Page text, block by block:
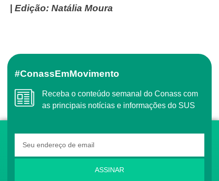
| Edição: Natália Moura
#ConassEmMovimento
Receba o conteúdo semanal do Conass com
as principais notícias e informações do SUS
ASSINAR